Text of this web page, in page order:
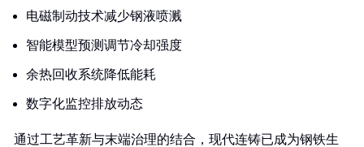
电磁制动技术减少钢液喷溅
智能模型预测调节冷却强度
余热回收系统降低能耗
数字化监控排放动态
通过工艺革新与末端治理的结合，现代连铸已成为钢铁生